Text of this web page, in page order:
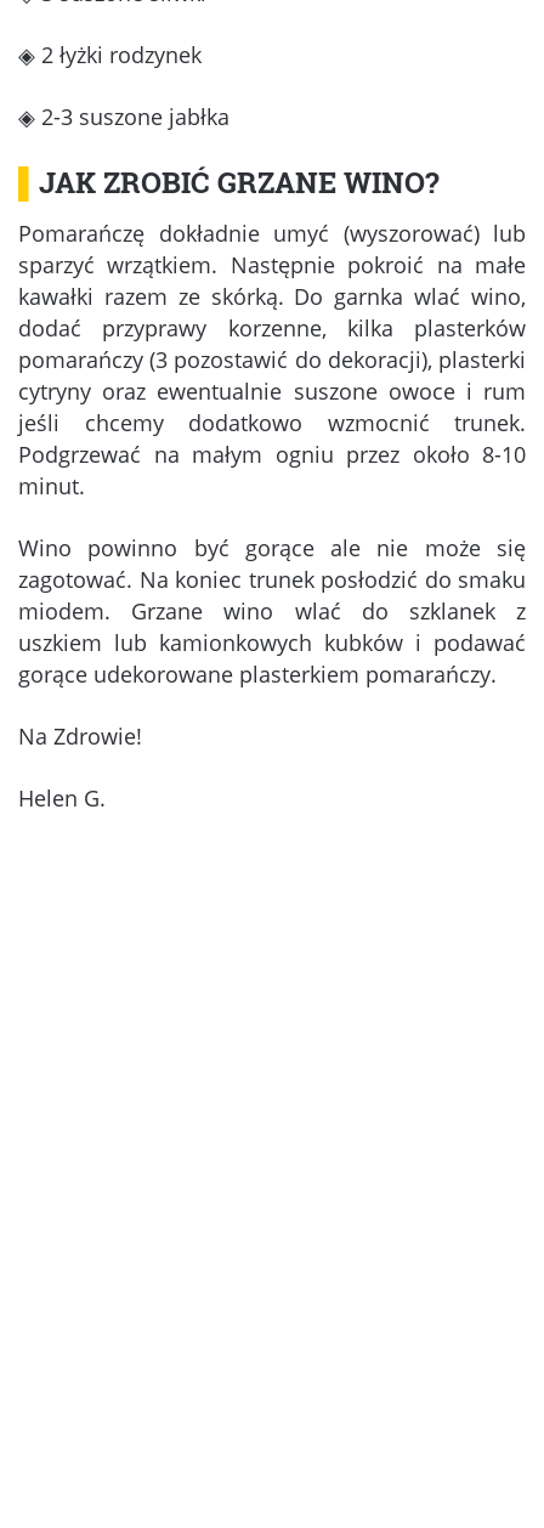
◈ 2 łyżki rodzynek
◈ 2-3 suszone jabłka
JAK ZROBIĆ GRZANE WINO?
Pomarańczę dokładnie umyć (wyszorować) lub
sparzyć wrzątkiem. Następnie pokroić na małe
kawałki razem ze skórką. Do garnka wlać wino,
dodać przyprawy korzenne, kilka plasterków
pomarańczy (3 pozostawić do dekoracji), plasterki
cytryny oraz ewentualnie suszone owoce i rum
jeśli chcemy dodatkowo wzmocnić trunek.
Podgrzewać na małym ogniu przez około 8-10
minut.
Wino powinno być gorące ale nie może się
zagotować. Na koniec trunek posłodzić do smaku
miodem. Grzane wino wlać do szklanek z
uszkiem lub kamionkowych kubków i podawać
gorące udekorowane plasterkiem pomarańczy.
Na Zdrowie!
Helen G.